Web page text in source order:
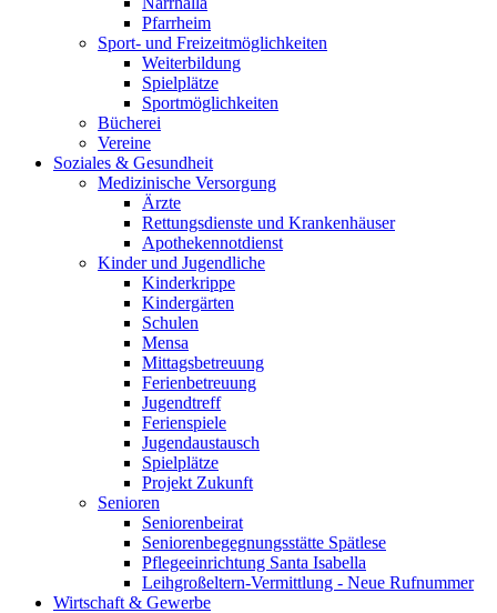
Pfarrheim
Sport- und Freizeitmöglichkeiten
Weiterbildung
Spielplätze
Sportmöglichkeiten
Bücherei
Vereine
Soziales & Gesundheit
Medizinische Versorgung
Ärzte
Rettungsdienste und Krankenhäuser
Apothekennotdienst
Kinder und Jugendliche
Kinderkrippe
Kindergärten
Schulen
Mensa
Mittagsbetreuung
Ferienbetreuung
Jugendtreff
Ferienspiele
Jugendaustausch
Spielplätze
Projekt Zukunft
Senioren
Seniorenbeirat
Seniorenbegegnungsstätte Spätlese
Pflegeeinrichtung Santa Isabella
Leihgroßeltern-Vermittlung - Neue Rufnummer
Wirtschaft & Gewerbe